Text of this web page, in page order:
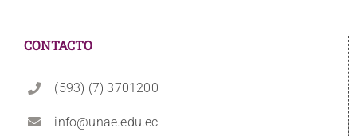
CONTACTO
(593) (7) 3701200
info@unae.edu.ec